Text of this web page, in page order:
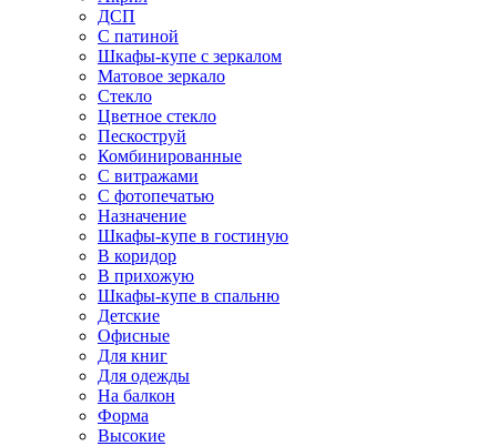
ДСП
С патиной
Шкафы-купе с зеркалом
Матовое зеркало
Стекло
Цветное стекло
Пескоструй
Комбинированные
С витражами
С фотопечатью
Назначение
Шкафы-купе в гостиную
В коридор
В прихожую
Шкафы-купе в спальню
Детские
Офисные
Для книг
Для одежды
На балкон
Форма
Высокие